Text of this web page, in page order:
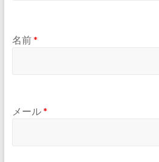
名前*
メール*